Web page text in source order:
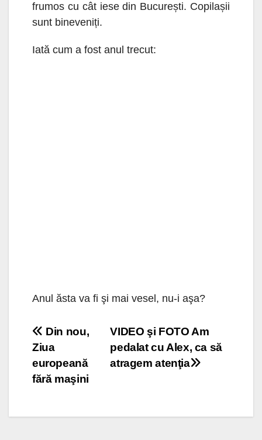
frumos cu cât iese din București. Copilașii
sunt bineveniți.
Iată cum a fost anul trecut:
Anul ăsta va fi şi mai vesel, nu-i aşa?
Navigare
în
articole
VIDEO şi FOTO Am
pedalat cu Alex, ca să
atragem atenţia
Din nou,
Ziua
europeană
fără maşini